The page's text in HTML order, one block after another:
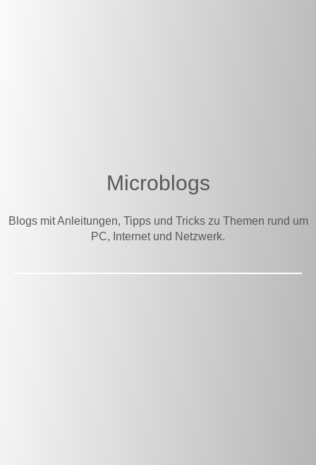
Microblogs
Blogs mit Anleitungen, Tipps und Tricks zu Themen rund um
PC, Internet und Netzwerk.